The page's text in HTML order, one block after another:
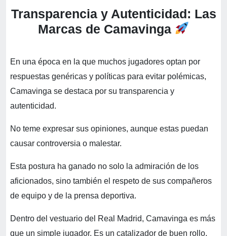
Transparencia y Autenticidad: Las
Marcas de Camavinga
En una época en la que muchos jugadores optan por
respuestas genéricas y políticas para evitar polémicas,
Camavinga se destaca por su transparencia y
autenticidad.
No teme expresar sus opiniones, aunque estas puedan
causar controversia o malestar.
Esta postura ha ganado no solo la admiración de los
aficionados, sino también el respeto de sus compañeros
de equipo y de la prensa deportiva.
Dentro del vestuario del Real Madrid, Camavinga es más
que un simple jugador. Es un catalizador de buen rollo,